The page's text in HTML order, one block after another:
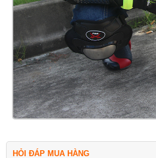
HỎI ĐÁP MUA HÀNG